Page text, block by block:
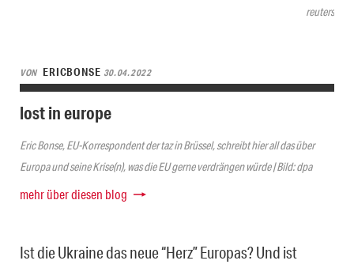
reuters
VON ERICBONSE 30.04.2022
lost in europe
Eric Bonse, EU-Korrespondent der taz in Brüssel, schreibt hier all das über
Europa und seine Krise(n), was die EU gerne verdrängen würde | Bild: dpa
mehr über diesen blog
Ist die Ukraine das neue “Herz” Europas? Und ist